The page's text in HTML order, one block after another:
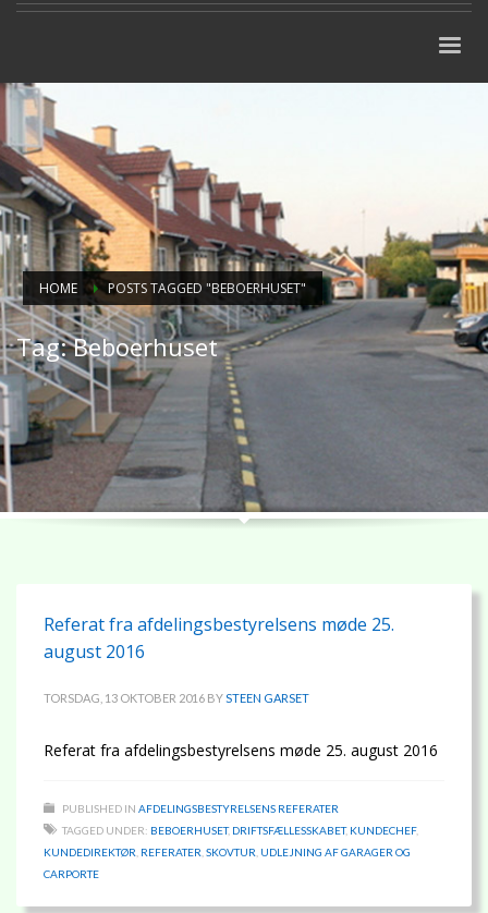
HOME POSTS TAGGED "BEBOERHUSET"
Tag: Beboerhuset
Referat fra afdelingsbestyrelsens møde 25.
august 2016
TORSDAG, 13 OKTOBER 2016 BYSTEEN GARSET
Referat fra afdelingsbestyrelsens møde 25. august 2016
PUBLISHED IN AFDELINGSBESTYRELSENS REFERATER
TAGGED UNDER: BEBOERHUSET, DRIFTSFÆLLESSKABET, KUNDECHEF,
KUNDEDIREKTØR REFERATER SKOVTUR UDLEJNING AF GARAGER OG
CARPORTE